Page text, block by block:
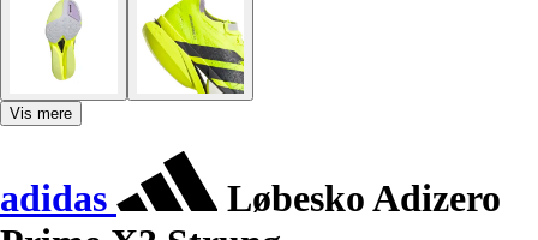
Vis mere
adidas
Løbesko Adizero